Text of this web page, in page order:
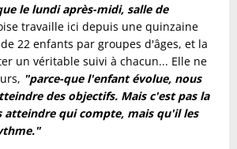
le lundi après-midi, salle de
travaille ici depuis une quinzaine
22 enfants par groupes d'âges, et la
un véritable suivi à chacun... Elle ne
"parce-que l'enfant évolue, nous
des objectifs. Mais c'est pas la
atteindre qui compte, mais qu'il les